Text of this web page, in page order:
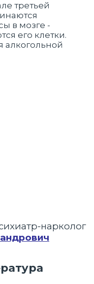
третьей
в мозге -
его клетки.
алкогольной
нарколог